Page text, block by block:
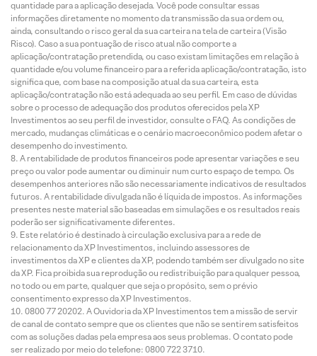
quantidade para a aplicação desejada. Você pode consultar essas
informações diretamente no momento da transmissão da sua ordem ou,
ainda, consultando o risco geral da sua carteira na tela de carteira (Visão
Risco). Caso a sua pontuação de risco atual não comporte a
aplicação/contratação pretendida, ou caso existam limitações em relação à
quantidade e/ou volume financeiro para a referida aplicação/contratação, isto
significa que, com base na composição atual da sua carteira, esta
aplicação/contratação não está adequada ao seu perfil. Em caso de dúvidas
sobre o processo de adequação dos produtos oferecidos pela XP
Investimentos ao seu perfil de investidor, consulte o FAQ. As condições de
mercado, mudanças climáticas e o cenário macroeconômico podem afetar o
desempenho do investimento.
A rentabilidade de produtos financeiros pode apresentar variações e seu
preço ou valor pode aumentar ou diminuir num curto espaço de tempo. Os
desempenhos anteriores não são necessariamente indicativos de resultados
futuros. A rentabilidade divulgada não é líquida de impostos. As informações
presentes neste material são baseadas em simulações e os resultados reais
poderão ser significativamente diferentes.
Este relatório é destinado à circulação exclusiva para a rede de
relacionamento da XP Investimentos, incluindo assessores de
investimentos da XP e clientes da XP, podendo também ser divulgado no site
da XP. Fica proibida sua reprodução ou redistribuição para qualquer pessoa,
no todo ou em parte, qualquer que seja o propósito, sem o prévio
consentimento expresso da XP Investimentos.
0800 77 20202. A Ouvidoria da XP Investimentos tem a missão de servir
de canal de contato sempre que os clientes que não se sentirem satisfeitos
com as soluções dadas pela empresa aos seus problemas. O contato pode
ser realizado por meio do telefone: 0800 722 3710.